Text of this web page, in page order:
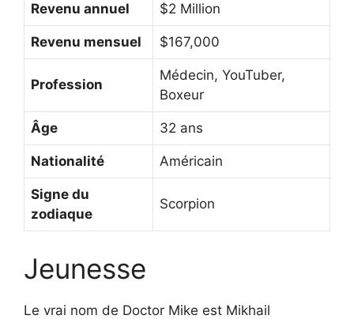
Revenu annuel $2 Million
Revenu mensuel $167,000
Profession
Médecin, YouTuber,
Boxeur
Âge 32 ans
Nationalité Américain
Signe du
zodiaque
Scorpion
Jeunesse
Le vrai nom de Doctor Mike est Mikhail